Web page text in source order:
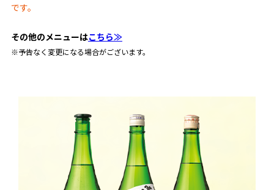
です。
その他のメニューはこちら≫
※予告なく変更になる場合がございます。